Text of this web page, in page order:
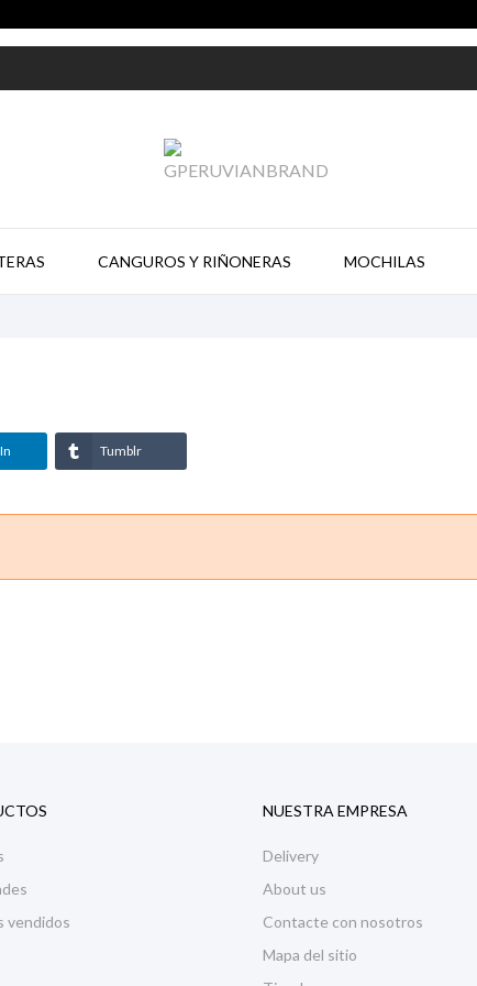
CANGUROS Y RIÑONERAS MOCHILAS
Tumblr
vendidos
NUESTRA EMPRESA
Delivery
About us
Contacte con nosotros
Mapa del sitio